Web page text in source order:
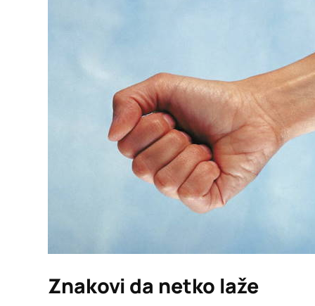
Znakovi da netko laže